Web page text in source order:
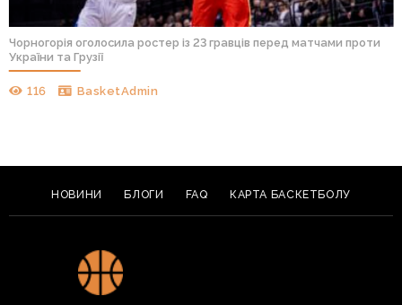
Чорногорія оголосила ростер із 23 гравців перед матчами проти
України та Грузії
116 BasketAdmin
НОВИНИ БЛОГИ FAQ КАРТА БАСКЕТБОЛУ